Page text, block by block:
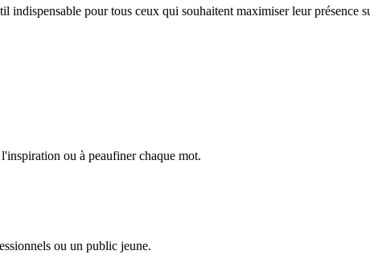
pour tous ceux qui souhaitent maximiser leur présence
ou à peaufiner chaque mot.
ou un public jeune.